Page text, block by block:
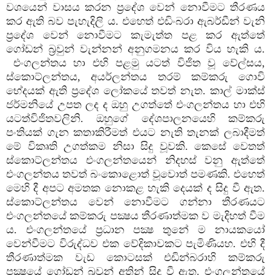
වශයෙන් වාසය කරන ප්‍රදේශ වෙන් නොවීමට තීරණය
කර ඇති බව පැහැදිලි ය. එහෙත් එඩිංබරා ඇබර්ඩීන් වැනි
ප්‍රදේශ වෙන් නොවීමට කැමැත්ත පළ කර ඇත්තේ
ගෝඩන් බ්‍රවුන් වැන්නන් අනුගමනය කර විය හැකි ය.
එංගලන්තය හා එහි පළමු යටත් විජිත වූ වේල්සය,
ස්කොට්ලන්තය, අයර්ලන්තය තරම් කම්කරු ගොවි
භේදයක් ඇති ප්‍රදේශ ලෝකයේ තවත් නැත. කාල් මාක්ස්
ජර්මනියේ උපත ලද ද ඔහු උගත්තේ එංගලන්තය හා එහි
යටත්විජිතවලිනි. ඔහුගේ දේශපාලනයෙහි කම්කරු
පංතියක් ගැන කතාකිරීමත් එයට නැති තැනක් ලබාදීමත්
මේ විකෘති උගත්කම නිසා සිදු වූවකි. කෙසේ වෙතත්
ස්කොට්ලන්තය එංගලන්තයෙන් නිදහස් වනු ඇත්තේ
එංගලන්තය තවත් බංකොළොත් වූවොත් පමණකි. එහෙත්
මෙහි දී අපට අමතක නොකළ හැකි දෙයක් ද සිදු වී ඇත.
ස්කොට්ලන්තය වෙන් නොවීමට ගන්නා තීරණයට
එංගලන්තයේ කම්කරු පක්‍ෂය තීරණාත්මක ව මැදිහත් වීම
ය. එංගලන්තයේ ප්‍රධාන පක්‍ෂ තුනේ ම නායකයෝ
වෙන්වීමට විරුද්ධව එක වේදිකාවකට පැමිණියහ. එහි දී
තීරණාත්මක වැඩ කොටසක් එඩින්බරාහි කම්කරු
පක්‍ෂයේ ගෝඩන් බ්‍රවුන් අතින් සිදු වී ඇත. එංගලන්තයේ